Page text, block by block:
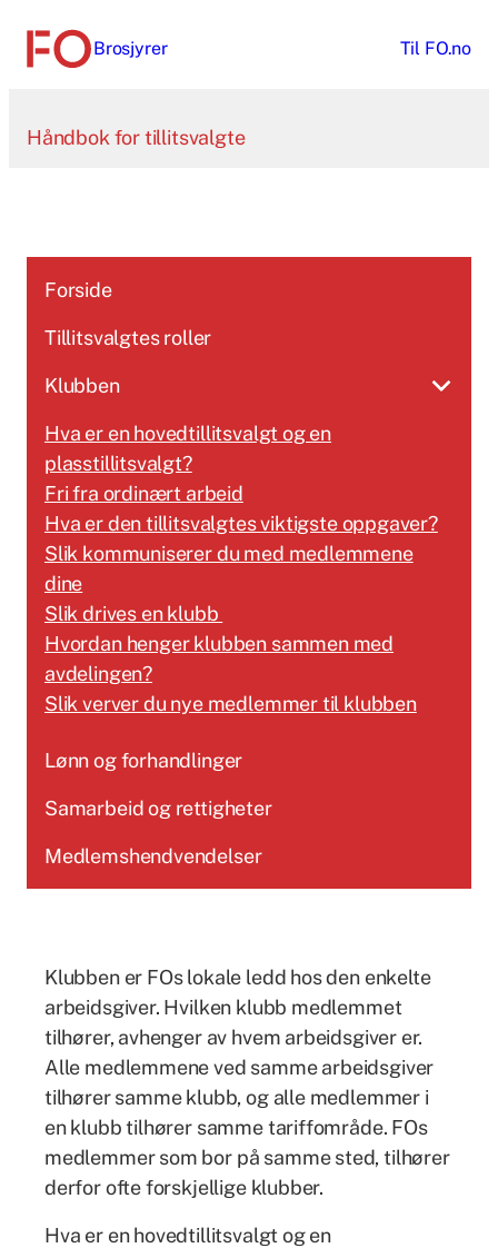
Brosjyrer Til FO.no
Håndbok for tillitsvalgte
Forside
Tillitsvalgtes roller
Klubben
Hva er en hovedtillitsvalgt og en
plasstillitsvalgt?
Fri fra ordinært arbeid
Hva er den tillitsvalgtes viktigste oppgaver?
Slik kommuniserer du med medlemmene
dine
Slik drives en klubb
Hvordan henger klubben sammen med
avdelingen?
Slik verver du nye medlemmer til klubben
Lønn og forhandlinger
Samarbeid og rettigheter
Medlemshendvendelser
Klubben er FOs lokale ledd hos den enkelte
arbeidsgiver. Hvilken klubb medlemmet
tilhører, avhenger av hvem arbeidsgiver er.
Alle medlemmene ved samme arbeidsgiver
tilhører samme klubb, og alle medlemmer i
en klubb tilhører samme tariffområde. FOs
medlemmer som bor på samme sted, tilhører
derfor ofte forskjellige klubber.
Hva er en hovedtillitsvalgt og en